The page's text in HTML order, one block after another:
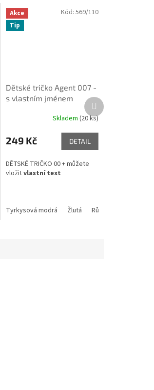
Zelené jablko
Šedý melír Limetkově zelená
Akce
Tip
Dětské tričko Agent 007 -
s vlastním jménem
Skladem (20 ks)
249 Kč DETAIL
DĚTSKÉ TRIČKO 00 + můžete
vložitvlastní text
Tyrkysová modrá Žlutá Růžová
Kód: 569/110
Další
produkt